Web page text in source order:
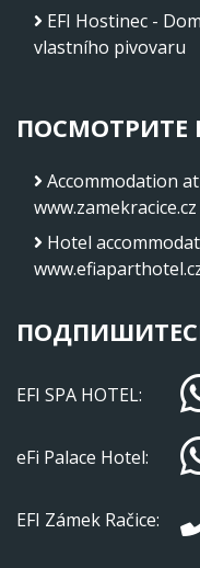
EFI Hostinec -
vlastního pivovaru
ПОСМОТРИТЕ
Accommodation
www.zamekracice.cz
Hotel
EFI SPA HOTEL:
eFi Palace Hotel:
EFI Zámek Račice: